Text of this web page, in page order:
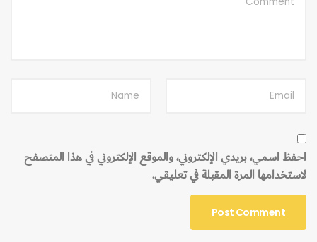
احفظ اسمي، بريدي الإلكتروني، والموقع الإلكتروني في هذا المتصفح
لاستخدامها المرة المقبلة في تعليقي.